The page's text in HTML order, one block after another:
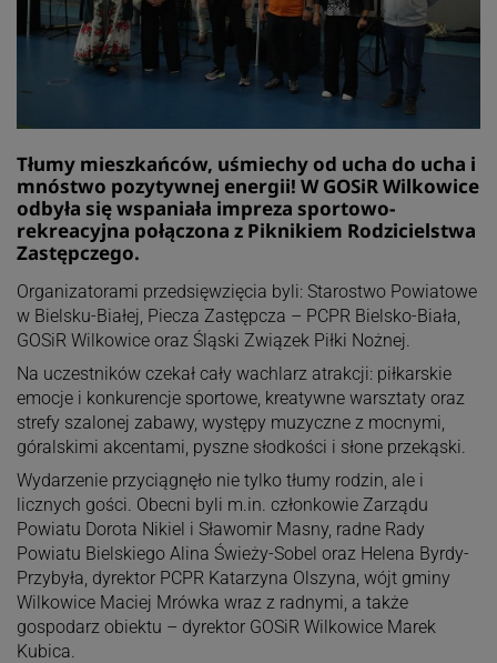
​Tłumy mieszkańców, uśmiechy od ucha do ucha i
mnóstwo pozytywnej energii! W GOSiR Wilkowice
odbyła się wspaniała impreza sportowo-
rekreacyjna połączona z Piknikiem Rodzicielstwa
Zastępczego.
Organizatorami przedsięwzięcia byli: Starostwo Powiatowe
w Bielsku-Białej, Piecza Zastępcza – PCPR Bielsko-Biała,
GOSiR Wilkowice oraz Śląski Związek Piłki Nożnej.
​Na uczestników czekał cały wachlarz atrakcji: piłkarskie
emocje i konkurencje sportowe, kreatywne warsztaty oraz
strefy szalonej zabawy, występy muzyczne z mocnymi,
góralskimi akcentami, pyszne słodkości i słone przekąski.
​Wydarzenie przyciągnęło nie tylko tłumy rodzin, ale i
licznych gości. Obecni byli m.in. członkowie Zarządu
Powiatu Dorota Nikiel i Sławomir Masny, radne Rady
Powiatu Bielskiego Alina Świeży-Sobel oraz Helena Byrdy-
Przybyła, dyrektor PCPR Katarzyna Olszyna, wójt gminy
Wilkowice Maciej Mrówka wraz z radnymi, a także
gospodarz obiektu – dyrektor GOSiR Wilkowice Marek
Kubica.